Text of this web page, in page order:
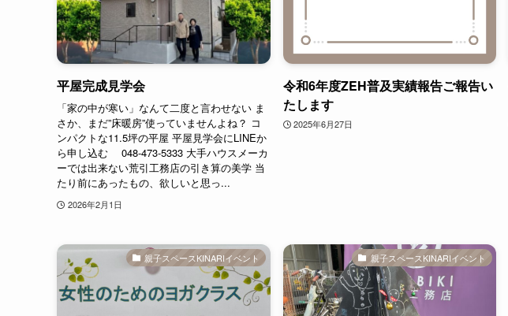
平屋完成見学会
「家の中が寒い」なんて二度と言わせない ま
さか、まだ”床暖房”使っていませんよね？ コ
ンパクトな11.5坪の平屋 平屋見学会にLINEか
ら申し込む 048-473-5333 大手ハウスメーカ
ーでは出来ない荒引工務店の引き算の美学 当
たり前にあったもの、欲しいと思っ...
2026年2月1日
令和6年度ZEH普及実績報告ご報告い
たします
2025年6月27日
親子スペースKINARIイベント 親子スペースKINARIイベント